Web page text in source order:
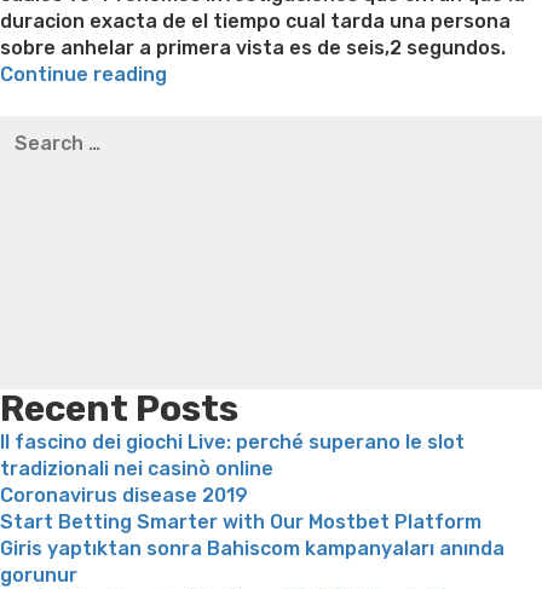
duracion exacta de el tiempo cual tarda una persona
sobre anhelar a primera vista es de seis,2 segundos.
Continue reading
thompson weight loss honey boo boo now
for:
Recent Posts
Il fascino dei giochi Live: perché superano le slot
tradizionali nei casinò online
Coronavirus disease 2019
Start Betting Smarter with Our Mostbet Platform
Giris yaptıktan sonra Bahiscom kampanyaları anında
gorunur